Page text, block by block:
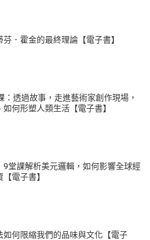
．霍金的最終理論【電子書】
：透過故事，走進藝術家創作現場，
何形塑人類生活【電子書】
9堂課解析美元邏輯，如何影響全球經
電子書】
如何限縮我們的品味與文化【電子